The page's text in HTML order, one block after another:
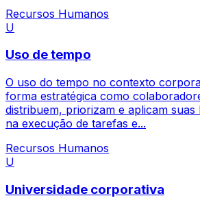
Recursos Humanos
U
Uso de tempo
O uso do tempo no contexto
forma estratégica como
distribuem, priorizam e aplicam
na execução de tarefas e...
Recursos Humanos
U
Universidade corporativa